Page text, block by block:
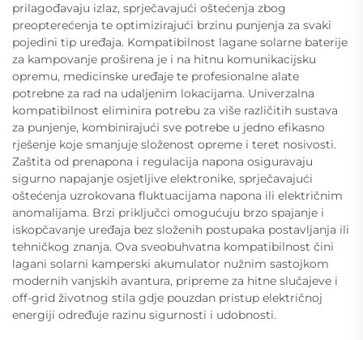
prilagođavaju izlaz, sprječavajući oštećenja zbog
preopterećenja te optimizirajući brzinu punjenja za svaki
pojedini tip uređaja. Kompatibilnost lagane solarne baterije
za kampovanje proširena je i na hitnu komunikacijsku
opremu, medicinske uređaje te profesionalne alate
potrebne za rad na udaljenim lokacijama. Univerzalna
kompatibilnost eliminira potrebu za više različitih sustava
za punjenje, kombinirajući sve potrebe u jedno efikasno
rješenje koje smanjuje složenost opreme i teret nosivosti.
Zaštita od prenapona i regulacija napona osiguravaju
sigurno napajanje osjetljive elektronike, sprječavajući
oštećenja uzrokovana fluktuacijama napona ili električnim
anomalijama. Brzi priključci omogućuju brzo spajanje i
iskopčavanje uređaja bez složenih postupaka postavljanja ili
tehničkog znanja. Ova sveobuhvatna kompatibilnost čini
lagani solarni kamperski akumulator nužnim sastojkom
modernih vanjskih avantura, pripreme za hitne slučajeve i
off-grid životnog stila gdje pouzdan pristup električnoj
energiji određuje razinu sigurnosti i udobnosti.